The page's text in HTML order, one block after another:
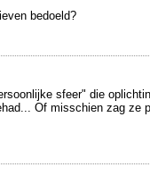
bedoeld?
sfeer" die
Of misschien zag ze